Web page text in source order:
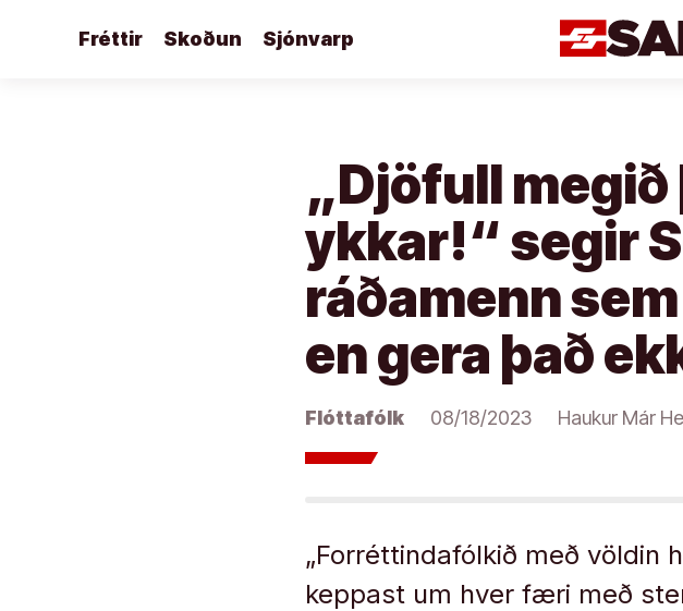
Fréttir Skoðun Sjónvarp
„Djöfull
ykkar!“ segir
ráðamenn
en gera það
Flóttafólk 08/18/2023 Haukur Már
„Forréttindafólkið með völdin
keppast um hver færi með